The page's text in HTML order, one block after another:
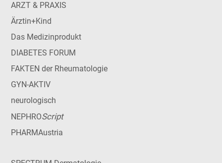
ARZT & PRAXIS
Ärztin+Kind
Das Medizinprodukt
DIABETES FORUM
FAKTEN der Rheumatologie
GYN-AKTIV
neurologisch
NEPHROScript
PHARMAustria